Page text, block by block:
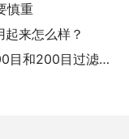
慎重
来怎么样？
过滤网100目和200目那个细(了解100目和200目过滤网哪个更细)